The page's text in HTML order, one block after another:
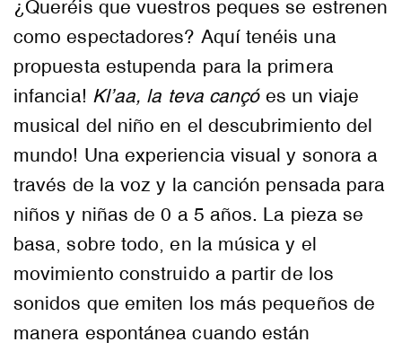
¿Queréis que vuestros peques se estrenen
como espectadores? Aquí tenéis una
propuesta estupenda para la primera
infancia! Kl’aa, la teva cançó es un viaje
musical del niño en el descubrimiento del
mundo! Una experiencia visual y sonora a
través de la voz y la canción pensada para
niños y niñas de 0 a 5 años. La pieza se
basa, sobre todo, en la música y el
movimiento construido a partir de los
sonidos que emiten los más pequeños de
manera espontánea cuando están